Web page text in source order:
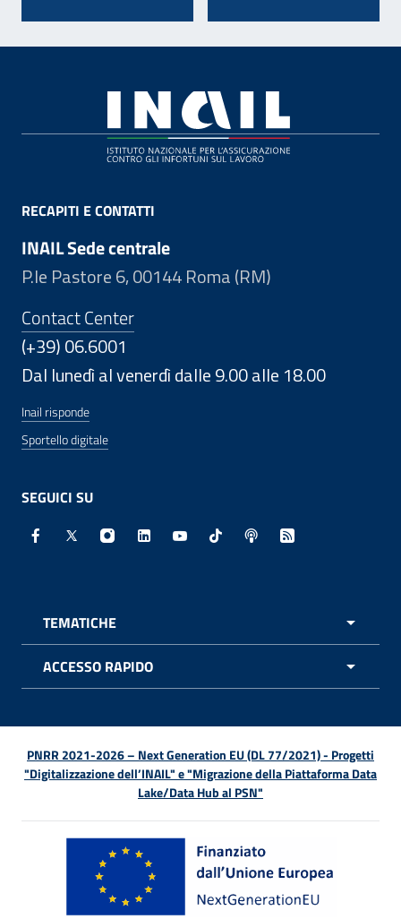
RECAPITI E CONTATTI
INAIL Sede centrale
P.le Pastore 6, 00144 Roma (RM)
Contact Center
(+39) 06.6001
Dal lunedì al venerdì dalle 9.00 alle 18.00
Inail risponde
Sportello digitale
SEGUICI SU
Facebook - Sito esterno - Apertura in nuova finestra
X - Sito esterno - Apertura in nuova finestra
Instagram - Sito esterno - Apertura in
Linkedin - Sito esterno - Apertura in
Youtube - Sito esterno -
TikTok - Sito esterno -
Spreaker - Sito
Feed RSS -
TEMATICHE
ACCESSO RAPIDO
PNRR 2021-2026 – Next Generation EU (DL 77/2021) - Progetti
"Digitalizzazione dell’INAIL" e "Migrazione della Piattaforma Data
Lake/Data Hub al PSN"